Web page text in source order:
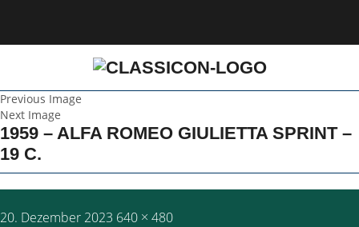
Previous Image
Next Image
1959 – ALFA ROMEO GIULIETTA SPRINT –
19 C.
Posted
20. Dezember 2023 Full
640 × 480